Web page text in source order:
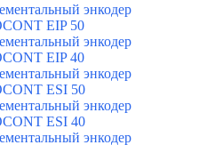
энкодер
EIP 50
энкодер
EIP 40
энкодер
ESI 50
энкодер
ESI 40
энкодер